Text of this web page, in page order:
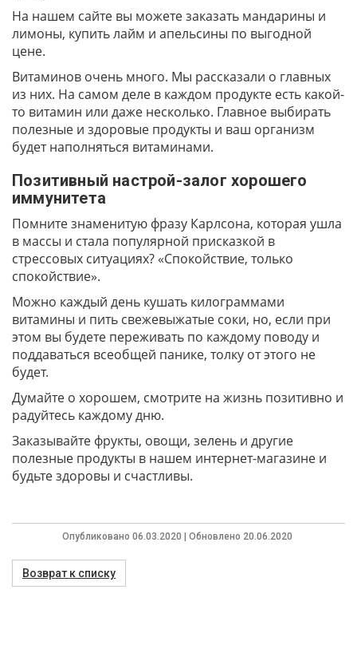
На нашем сайте вы можете заказать мандарины и
лимоны, купить лайм и апельсины по выгодной
цене.
Витаминов очень много. Мы рассказали о главных
из них. На самом деле в каждом продукте есть какой-
то витамин или даже несколько. Главное выбирать
полезные и здоровые продукты и ваш организм
будет наполняться витаминами.
Позитивный настрой-залог хорошего
иммунитета
Помните знаменитую фразу Карлсона, которая ушла
в массы и стала популярной присказкой в
стрессовых ситуациях? «Спокойствие, только
спокойствие».
Можно каждый день кушать килограммами
витамины и пить свежевыжатые соки, но, если при
этом вы будете переживать по каждому поводу и
поддаваться всеобщей панике, толку от этого не
будет.
Думайте о хорошем, смотрите на жизнь позитивно и
радуйтесь каждому дню.
Заказывайте фрукты, овощи, зелень и другие
полезные продукты в нашем интернет-магазине и
будьте здоровы и счастливы.
Опубликовано 06.03.2020 | Обновлено 20.06.2020
Возврат к списку